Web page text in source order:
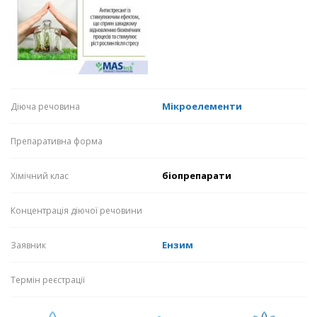
Діюча речовина Мікроелементи
Препаративна форма
Хімічний клас біопрепарати
Концентрація діючої речовини
Заявник Ензим
Термін реєстрації